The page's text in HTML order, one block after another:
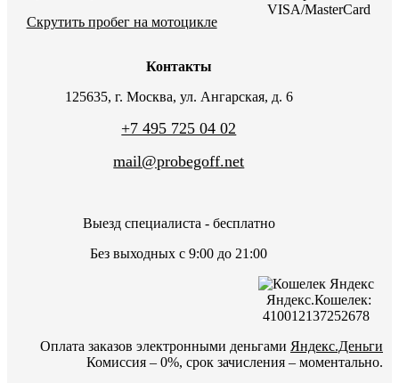
Скрутить пробег на мотоцикле
Контакты
125635, г. Москва, ул. Ангарская, д. 6
+7 495 725 04 02
mail@probegoff.net
Выезд специалиста - бесплатно
Без выходных с 9:00 до 21:00
VISA/MasterCard
Яндекс.Кошелек:
410012137252678
Оплата заказов электронными деньгами Яндекс.Деньги
Комиссия – 0%, срок зачисления – моментально.